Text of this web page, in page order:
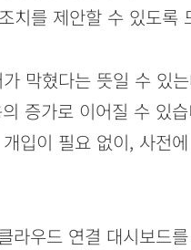
치를 제안할 수 있도록
막혔다는 뜻일 수 있
증가로 이어질 수 있
입이 필요 없이, 사전
라우드 연결 대시보드